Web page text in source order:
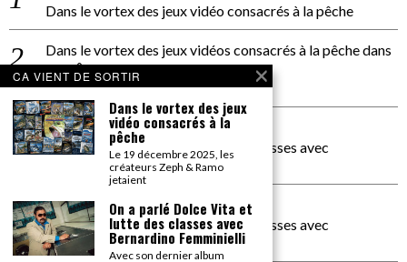
Dans le vortex des jeux vidéo consacrés à la pêche
Dans le vortex des jeux vidéos consacrés à la pêchedans
PACÔME THIELLEMENT
La séance d’Hip Gnose
La Patrie
dans
On a parlé Dolce Vita et lutte des classes avec
Bernardino Femminielli
carte noire negra à l'o tiededans
On a parlé Dolce Vita et lutte des classes avec
Bernardino Femminielli
CA VIENT DE SORTIR
Dans le vortex des jeux
vidéo consacrés à la
pêche
Le 19 décembre 2025, les
créateurs Zeph & Ramo
jetaient
On a parlé Dolce Vita et
lutte des classes avec
Bernardino Femminielli
Avec son dernier album